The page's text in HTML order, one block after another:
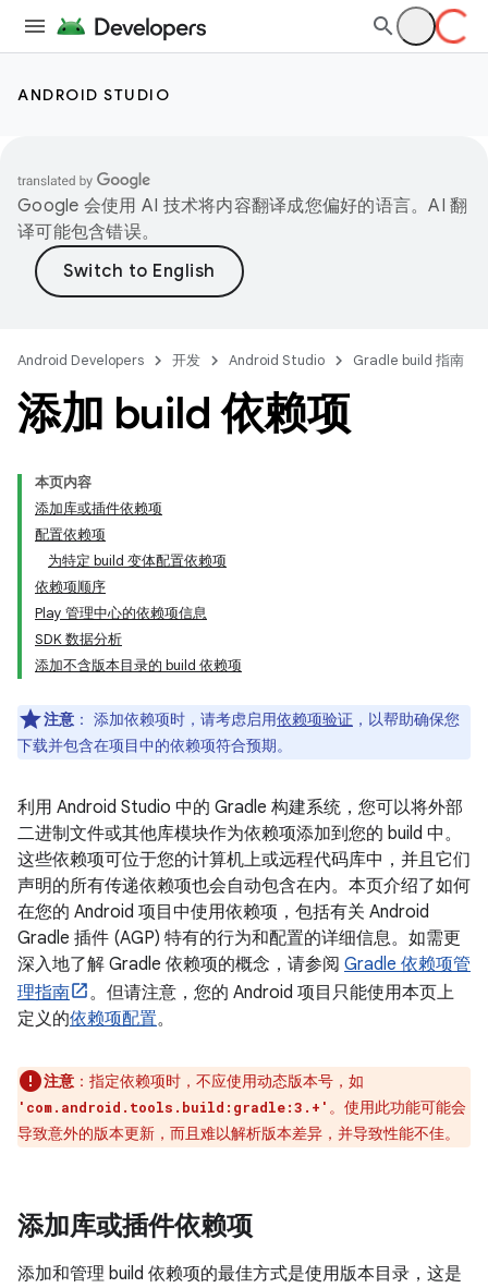
ANDROID STUDIO
Google 会使用 AI 技术将内容翻译成您偏好的语言。AI 翻
译可能包含错误。
Android Developers 开发 Android Studio Gradle build 指南
添加 build 依赖项
本页内容
添加库或插件依赖项
配置依赖项
为特定 build 变体配置依赖项
依赖项顺序
Play 管理中心的依赖项信息
SDK 数据分析
添加不含版本目录的 build 依赖项
注意 ： 添加依赖项时，请考虑启用依赖项验证 ，以帮助确保您
下载并包含在项目中的依赖项符合预期。
利用 Android Studio 中的 Gradle 构建系统，您可以将外部
二进制文件或其他库模块作为依赖项添加到您的 build 中。
这些依赖项可位于您的计算机上或远程代码库中，并且它们
声明的所有传递依赖项也会自动包含在内。本页介绍了如何
在您的 Android 项目中使用依赖项，包括有关 Android
Gradle 插件 (AGP) 特有的行为和配置的详细信息。如需更
深入地了解 Gradle 依赖项的概念，请参阅 Gradle 依赖项管
理指南
。但请注意，您的 Android 项目只能使用本页上
定义的依赖项配置。
注意 ： 指定依赖项时，不应使用动态版本号，如
'com.android.tools.build:gradle:3.+' 。使用此功能可能会
导致意外的版本更新，而且难以解析版本差异，并导致性能不佳。
添加库或插件依赖项
添加和管理 build 依赖项的最佳方式是使用版本目录，这是